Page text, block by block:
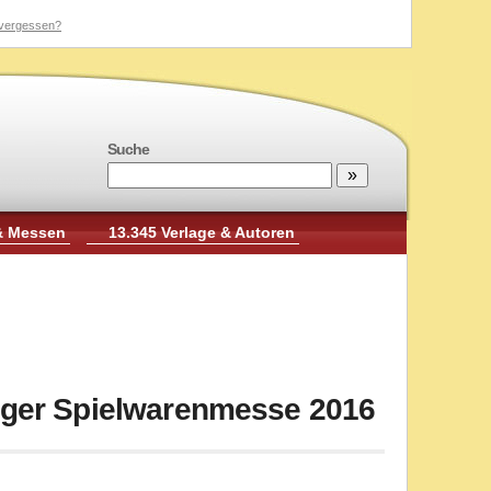
Suche
Messen 13.345 Verlage & Autoren
Spielwarenmesse 2016